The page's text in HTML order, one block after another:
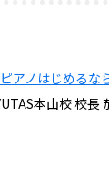
アノはじめるな
本山校 校